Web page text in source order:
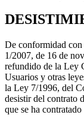
De conformidad
1/2007, de 16 de
refundido de la Ley
Usuarios y otras
la Ley 7/1996, del
desistir del contrato
que se ha